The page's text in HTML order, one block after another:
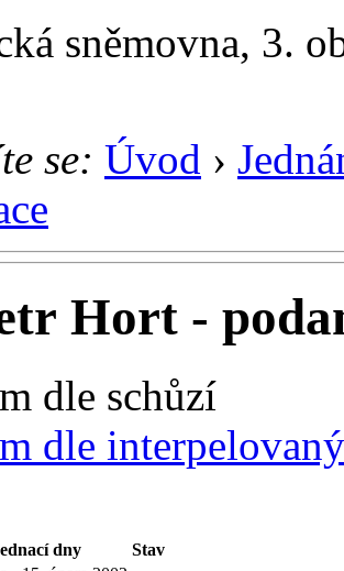
sněmovna, 3.
se: Úvod ›
Hort -
dle schůzí
dle
dny
Stav